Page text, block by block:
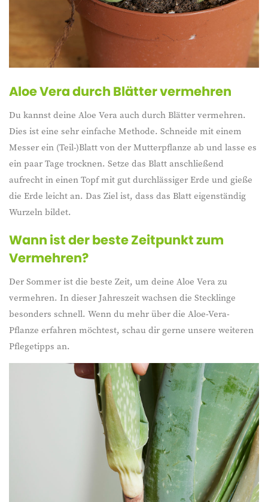
Aloe Vera durch Blätter vermehren
Du kannst deine Aloe Vera auch durch Blätter vermehren.
Dies ist eine sehr einfache Methode. Schneide mit einem
Messer ein (Teil-)Blatt von der Mutterpflanze ab und lasse es
ein paar Tage trocknen. Setze das Blatt anschließend
aufrecht in einen Topf mit gut durchlässiger Erde und gieße
die Erde leicht an. Das Ziel ist, dass das Blatt eigenständig
Wurzeln bildet.
Wann ist der beste Zeitpunkt zum
Vermehren?
Der Sommer ist die beste Zeit, um deine Aloe Vera zu
vermehren. In dieser Jahreszeit wachsen die Stecklinge
besonders schnell. Wenn du mehr über die Aloe-Vera-
Pflanze erfahren möchtest, schau dir gerne unsere weiteren
Pflegetipps an.